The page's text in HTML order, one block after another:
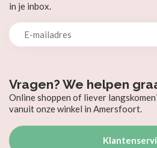
Vragen? We helpen
Online shoppen of liever
vanuit onze winkel in Amersfoort.
in je inbox.